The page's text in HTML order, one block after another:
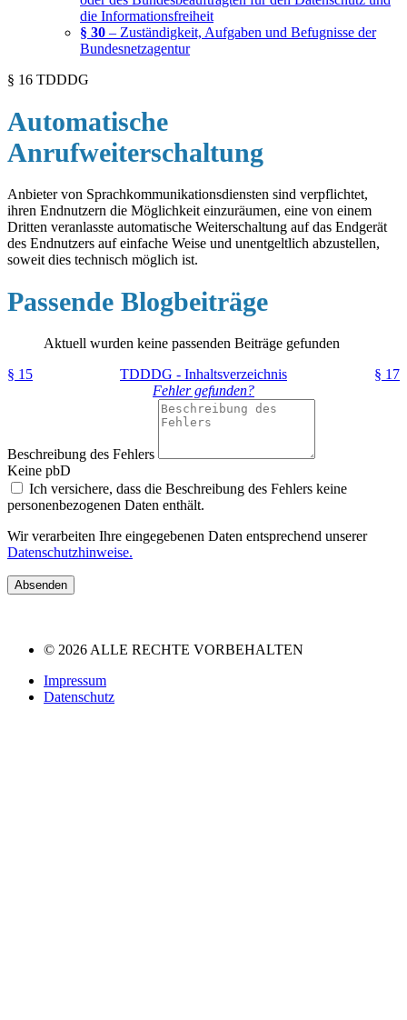
die Informationsfreiheit
§ 30 – Zuständigkeit, Aufgaben und Befugnisse der
Bundesnetzagentur
§ 16 TDDDG
Automatische
Anrufweiterschaltung
Anbieter von Sprachkommunikationsdiensten sind verpflichtet,
ihren Endnutzern die Möglichkeit einzuräumen, eine von einem
Dritten veranlasste automatische Weiterschaltung auf das Endgerät
des Endnutzers auf einfache Weise und unentgeltlich abzustellen,
soweit dies technisch möglich ist.
Passende Blogbeiträge
Aktuell wurden keine passenden Beiträge gefunden
§ 15
TDDDG - Inhaltsverzeichnis
§ 17
Fehler gefunden?
Beschreibung des Fehlers
Keine pbD
Ich versichere, dass die Beschreibung des Fehlers keine
personenbezogenen Daten enthält.
Wir verarbeiten Ihre eingegebenen Daten entsprechend unserer
Datenschutzhinweise.
Absenden
© 2026 ALLE RECHTE VORBEHALTEN
Impressum
Datenschutz